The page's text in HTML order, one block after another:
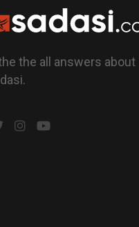
the all answers about